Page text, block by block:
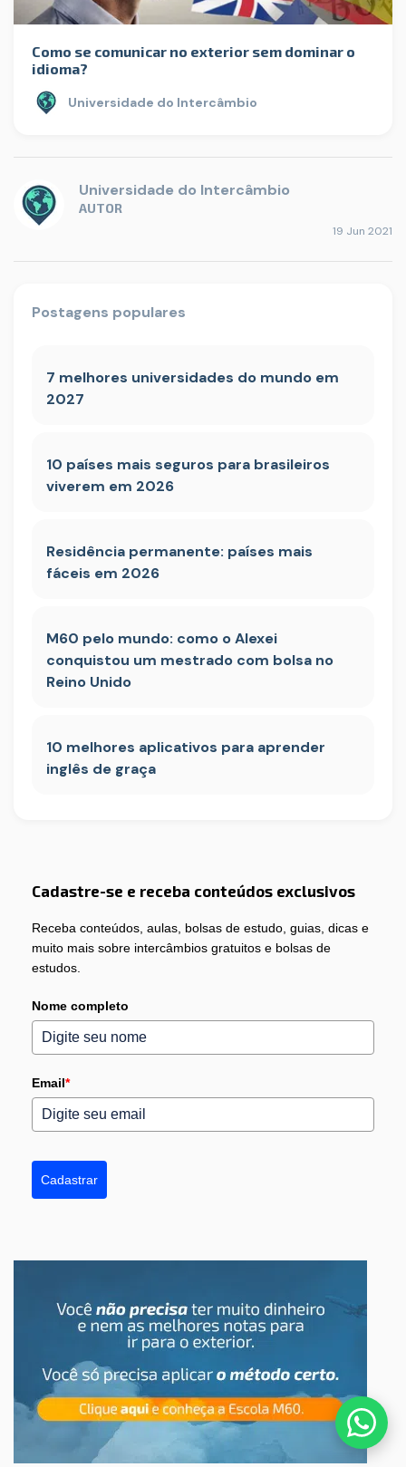
Como se comunicar no exterior sem dominar o
idioma?
Universidade do Intercâmbio
Universidade do Intercâmbio
AUTOR
19 Jun 2021
Postagens populares
7 melhores universidades do mundo em
2027
10 países mais seguros para brasileiros
viverem em 2026
Residência permanente: países mais
fáceis em 2026
M60 pelo mundo: como o Alexei
conquistou um mestrado com bolsa no
Reino Unido
10 melhores aplicativos para aprender
inglês de graça
Cadastre-se e receba conteúdos exclusivos
Receba conteúdos, aulas, bolsas de estudo, guias, dicas e
muito mais sobre intercâmbios gratuitos e bolsas de
estudos.
Nome completo
Email*
Cadastrar